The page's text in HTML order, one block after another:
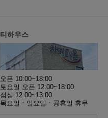
티하우스
오픈 10:00~18:00
토요일 오픈 12:00~18:00
점심 12:00~13:00
목요일ㆍ일요일ㆍ공휴일 휴무